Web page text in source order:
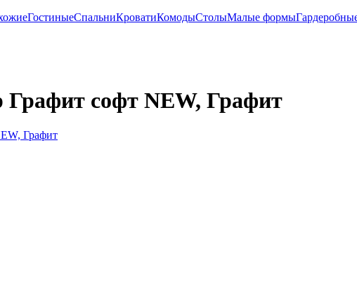
ГостиныеСпальниКроватиКомодыСтолыМалые формы
софт NEW, Графит